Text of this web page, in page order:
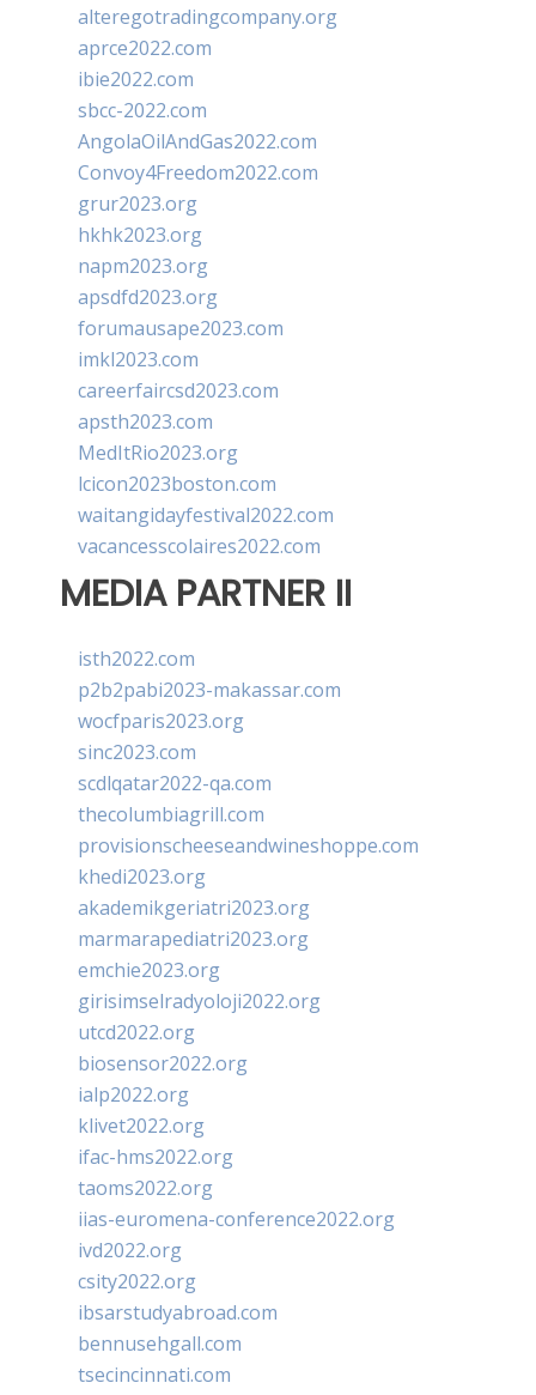
alteregotradingcompany.org
aprce2022.com
ibie2022.com
sbcc-2022.com
AngolaOilAndGas2022.com
Convoy4Freedom2022.com
grur2023.org
hkhk2023.org
napm2023.org
apsdfd2023.org
forumausape2023.com
imkl2023.com
careerfaircsd2023.com
apsth2023.com
MedItRio2023.org
lcicon2023boston.com
waitangidayfestival2022.com
vacancesscolaires2022.com
MEDIA PARTNER II
isth2022.com
p2b2pabi2023-makassar.com
wocfparis2023.org
sinc2023.com
scdlqatar2022-qa.com
thecolumbiagrill.com
provisionscheeseandwineshoppe.com
khedi2023.org
akademikgeriatri2023.org
marmarapediatri2023.org
emchie2023.org
girisimselradyoloji2022.org
utcd2022.org
biosensor2022.org
ialp2022.org
klivet2022.org
ifac-hms2022.org
taoms2022.org
iias-euromena-conference2022.org
ivd2022.org
csity2022.org
ibsarstudyabroad.com
bennusehgall.com
tsecincinnati.com